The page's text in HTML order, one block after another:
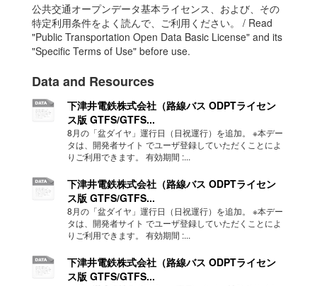
公共交通オープンデータ基本ライセンス、および、その
特定利用条件をよく読んで、ご利用ください。 / Read
"Public Transportation Open Data Basic License" and its
"Specific Terms of Use" before use.
Data and Resources
下津井電鉄株式会社（路線バス ODPTライセン
ス版 GTFS/GTFS...
8月の「盆ダイヤ」運行日（日祝運行）を追加。 ※本デー
タは、開発者サイト でユーザ登録していただくことによ
りご利用できます。 有効期間 :...
下津井電鉄株式会社（路線バス ODPTライセン
ス版 GTFS/GTFS...
8月の「盆ダイヤ」運行日（日祝運行）を追加。 ※本デー
タは、開発者サイト でユーザ登録していただくことによ
りご利用できます。 有効期間 :...
下津井電鉄株式会社（路線バス ODPTライセン
ス版 GTFS/GTFS...